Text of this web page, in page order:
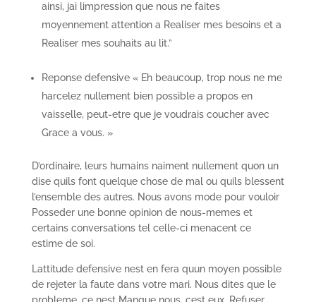
ainsi, jai limpression que nous ne faites
moyennement attention a Realiser mes besoins et a
Realiser mes souhaits au lit.”
Reponse defensive « Eh beaucoup, trop nous ne me
harcelez nullement bien possible a propos en
vaisselle, peut-etre que je voudrais coucher avec
Grace a vous. »
D’ordinaire, leurs humains naiment nullement quon un
dise quils font quelque chose de mal ou quils blessent
l’ensemble des autres. Nous avons mode pour vouloir
Posseder une bonne opinion de nous-memes et
certains conversations tel celle-ci menacent ce
estime de soi.
Lattitude defensive nest en fera quun moyen possible
de rejeter la faute dans votre mari. Nous dites que le